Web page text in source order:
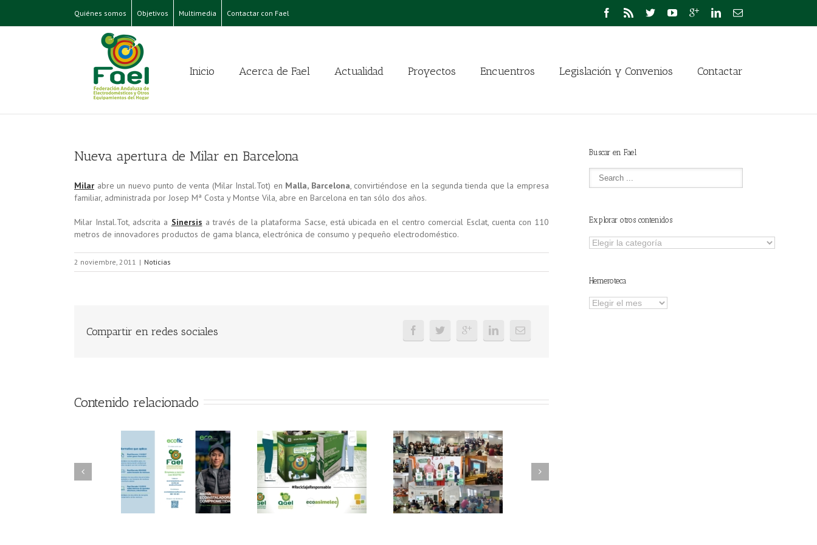
Quiénes somos Objetivos Multimedia Contactar con Fael
Inicio Acerca de Fael Actualidad Proyectos Encuentros Legislación y Convenios Contactar
Nueva apertura de Milar en Barcelona
Milar abre un nuevo punto de venta (Milar Instal.Tot) en Malla, Barcelona, convirtiéndose en la segunda tienda que la empresa
familiar, administrada por Josep Mª Costa y Montse Vila, abre en Barcelona en tan sólo dos años.
Milar Instal.Tot, adscrita a Sinersis a través de la plataforma Sacse, está ubicada en el centro comercial Esclat, cuenta con 110
metros de innovadores productos de gama blanca, electrónica de consumo y pequeño electrodoméstico.
2 noviembre, 2011 | Noticias
Compartir en redes sociales
Contenido relacionado
FAEL/AAEL y
FAEL, Ecoasimelec y
Parque Joyero
Córdoba, colaboran
FAEL, junto con
Ecoasimelec, visitan
16 centros
Ya disponible el
vídeo Webinar
«Facturación
Buscar en Fael
Explorar otros contenidos
Explorar
Hemeroteca
Hemeroteca